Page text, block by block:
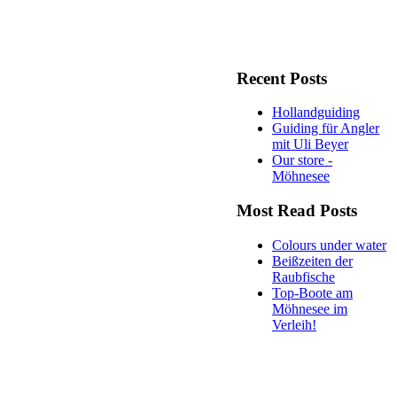
Recent Posts
Hollandguiding
Guiding für Angler
mit Uli Beyer
Our store -
Möhnesee
Most Read Posts
Colours under water
Beißzeiten der
Raubfische
Top-Boote am
Möhnesee im
Verleih!